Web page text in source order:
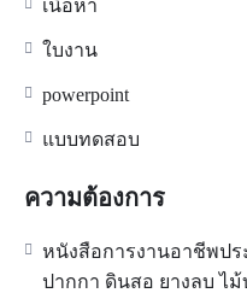
เนื้อหา
ใบงาน
powerpoint
แบบทดสอบ
ความต้องการ
หนังสือการงานอาชีพป
ปากกา ดินสอ ยางลบ ไ